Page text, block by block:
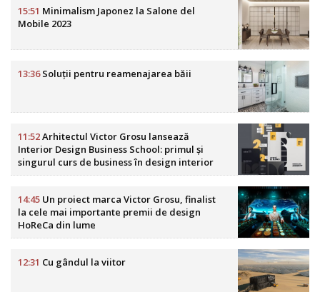
15:51 Minimalism Japonez la Salone del
Mobile 2023
13:36Soluții pentru reamenajarea băii
11:52Arhitectul Victor Grosu lansează
Interior Design Business School: primul și
singurul curs de business în design interior
din România
14:45 Un proiect marca Victor Grosu, finalist
la cele mai importante premii de design
HoReCa din lume
12:31 Cu gândul la viitor